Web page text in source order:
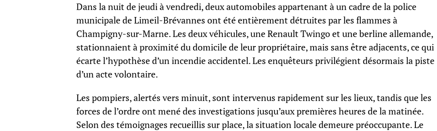
Dans la nuit de jeudi à vendredi, deux automobiles appartenant à un cadre de la police
municipale de Limeil-Brévannes ont été entièrement détruites par les flammes à
Champigny-sur-Marne. Les deux véhicules, une Renault Twingo et une berline allemande,
stationnaient à proximité du domicile de leur propriétaire, mais sans être adjacents, ce qui
écarte l’hypothèse d’un incendie accidentel. Les enquêteurs privilégient désormais la piste
d’un acte volontaire.
Les pompiers, alertés vers minuit, sont intervenus rapidement sur les lieux, tandis que les
forces de l’ordre ont mené des investigations jusqu’aux premières heures de la matinée.
Selon des témoignages recueillis sur place, la situation locale demeure préoccupante. Le